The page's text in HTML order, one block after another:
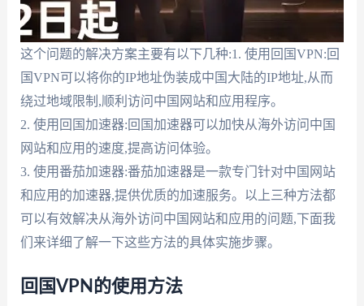
这个问题的解决方案主要有以下几种:1. 使用回国VPN:回
国VPN可以将你的IP地址伪装成中国大陆的IP地址,从而
绕过地域限制,顺利访问中国网站和应用程序。
2. 使用回国加速器:回国加速器可以加快从海外访问中国
网站和应用的速度,提高访问体验。
3. 使用番茄加速器:番茄加速器是一款专门针对中国网站
和应用的加速器,提供优质的加速服务。以上三种方法都
可以有效解决从海外访问中国网站和应用的问题,下面我
们来详细了解一下这些方法的具体实施步骤。
回国VPN的使用方法